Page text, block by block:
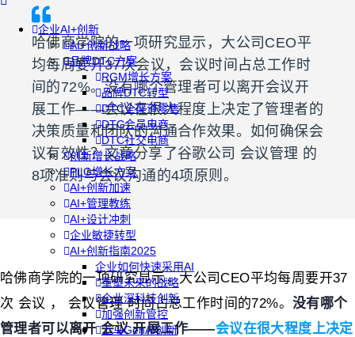
企业AI+创新
AI+创新战略
品牌DTC方案
RGM增长方案
品牌DTC转型
DTC全渠道零售
DTC会员电商
DTC社交电商
创新增长战略
PLG增长方案
AI+创新加速
AI+管理教练
AI+设计冲刺
企业敏捷转型
AI+创新指南2025
企业如何快速采用AI
重塑未来的战略
企业深科技创新
加强创新管控
上马GenAI创新
哈佛商学院的一项研究显示，大公司CEO平
均每周要开37次会议，会议时间占总工作时
间的72%。没有哪个管理者可以离开会议开
展工作——会议在很大程度上决定了管理者的
决策质量和团队的沟通合作效果。如何确保会
议有效性？文章分享了谷歌公司 会议管理 的
8项准则与会议沟通的4项原则。
哈佛商学院的一项研究显示，大公司CEO平均每周要开37
次 会议 ， 会议管理 时间占总工作时间的72%。 没有哪个
管理者可以离开 会议 开展工作——会议在很大程度上决定